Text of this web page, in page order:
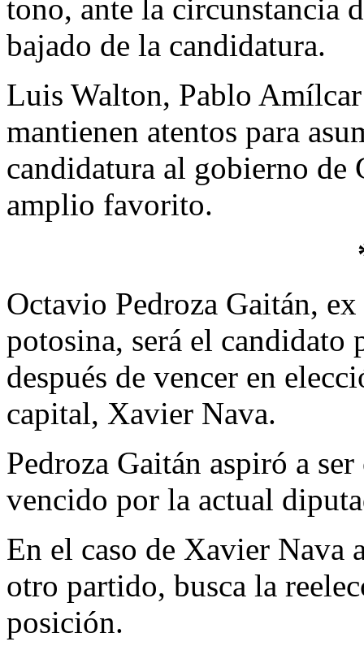
tono, ante la circunstancia
bajado de la candidatura.
Luis Walton, Pablo
mantienen atentos para
candidatura al gobierno de
amplio favorito.
Octavio Pedroza Gaitán,
potosina, será el candidato
después de vencer en
capital, Xavier Nava.
Pedroza Gaitán aspiró a
vencido por la actual
En el caso de Xavier Nava
otro partido, busca la
posición.